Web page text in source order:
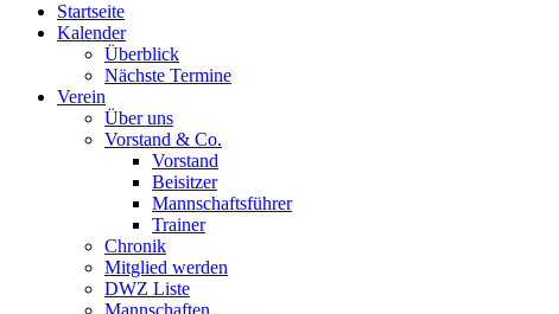
Startseite
Kalender
Überblick
Nächste Termine
Verein
Über uns
Vorstand & Co.
Vorstand
Beisitzer
Mannschaftsführer
Trainer
Chronik
Mitglied werden
DWZ Liste
Mannschaften